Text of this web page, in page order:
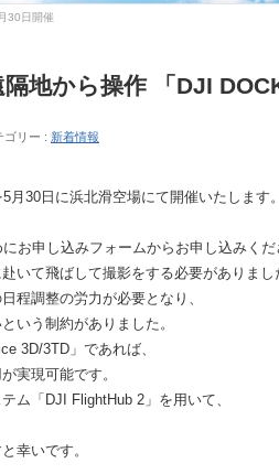
30日開催
地から操作 「DJI
ゴリー : 新着情報
30日に浜北滑空場にて開催いたします。
お申し込みフォームからお申し込みくだ
いて飛ばして撮影をする必要がありまし
程調整の労力が必要となり、
いう制約がありました。
3D/3TD」であれば、
実現可能です。
ム「DJI FlightHub 2」を用いて、
幸いです。